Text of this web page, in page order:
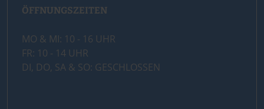
ÖFFNUNGSZEITEN
MO & MI: 10 - 16 UHR
FR: 10 - 14 UHR
DI, DO, SA & SO: GESCHLOSSEN